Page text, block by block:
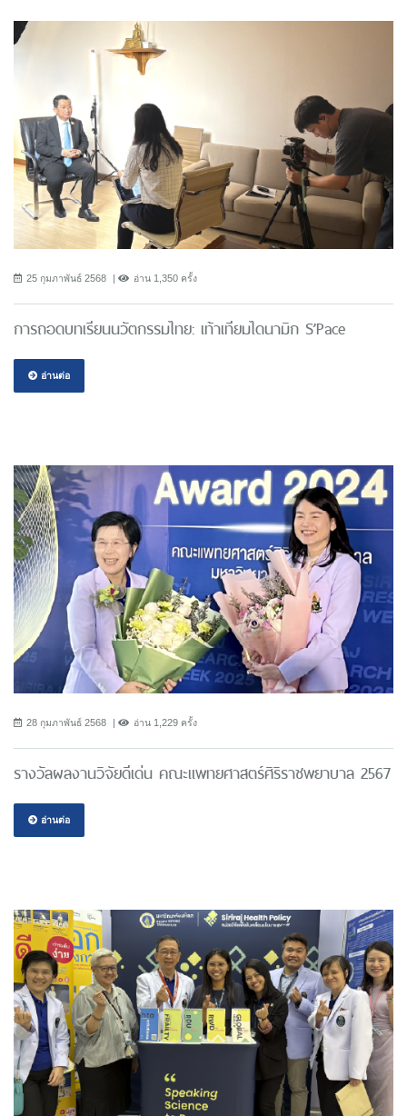
25 กุมภาพันธ์ 2568 อ่าน 1,350 ครั้ง
การถอดบทเรียนนวัตกรรมไทย: เท้าเทียมไดนามิก S’Pace
อ่านต่อ
28 กุมภาพันธ์ 2568 อ่าน 1,229 ครั้ง
รางวัลผลงานวิจัยดีเด่น คณะแพทยศาสตร์ศิริราชพยาบาล 2567
อ่านต่อ